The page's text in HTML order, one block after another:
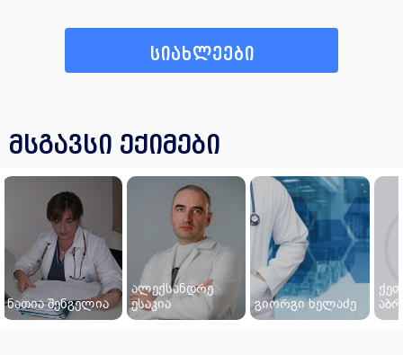
სიახლეები
მსგავსი ექიმები
ნათია შენგელია
ალექსანდრე
ესაკია
გიორგი ხელაძე